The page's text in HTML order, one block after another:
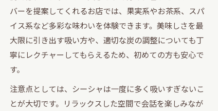
バーを提案してくれるお店では、果実系やお茶系、スパ
イス系など多彩な味わいを体験できます。美味しさを最
大限に引き出す吸い方や、適切な炭の調整についても丁
寧にレクチャーしてもらえるため、初めての方も安心で
す。
注意点としては、シーシャは一度に多く吸いすぎないこ
とが大切です。リラックスした空間で会話を楽しみなが